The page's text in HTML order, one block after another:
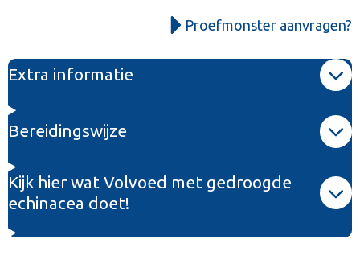
Proefmonster aanvragen?
Extra informatie
Bereidingswijze
Kijk hier wat Volvoed met gedroogde
echinacea doet!